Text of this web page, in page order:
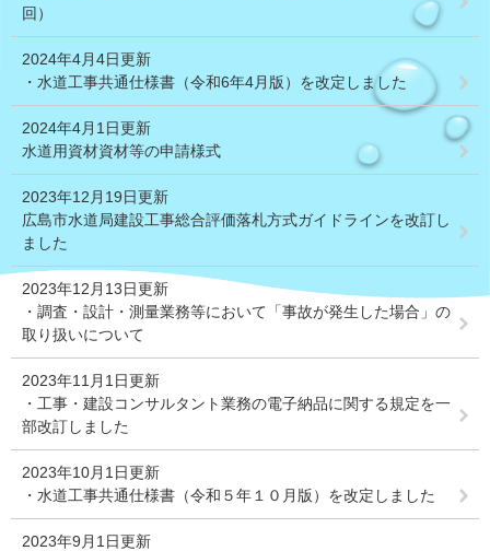
回）
2024年4月4日更新
・水道工事共通仕様書（令和6年4月版）を改定しました
2024年4月1日更新
水道用資材資材等の申請様式
2023年12月19日更新
広島市水道局建設工事総合評価落札方式ガイドラインを改訂し
ました
2023年12月13日更新
・調査・設計・測量業務等において「事故が発生した場合」の
取り扱いについて
2023年11月1日更新
・工事・建設コンサルタント業務の電子納品に関する規定を一
部改訂しました
2023年10月1日更新
・水道工事共通仕様書（令和５年１０月版）を改定しました
2023年9月1日更新